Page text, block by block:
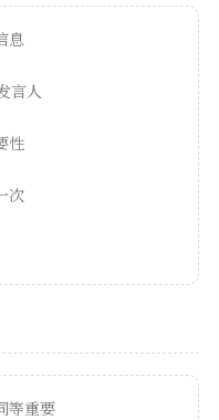
息
言人
性
次
等重要